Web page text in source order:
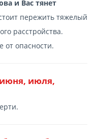
и Вас тянет
пережить тяжелый
расстройства.
от опасности.
июля,